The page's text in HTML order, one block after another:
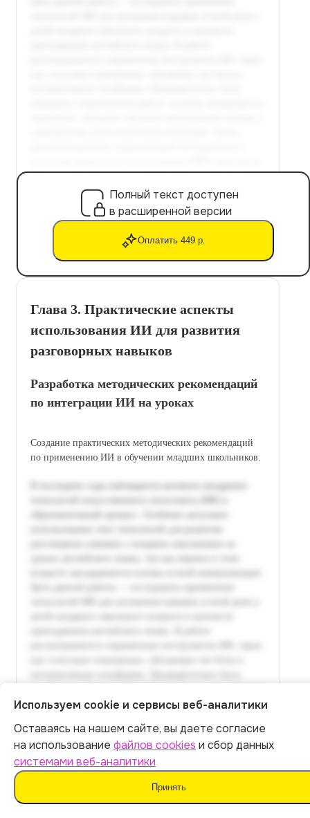
Полный текст доступен
в расширенной версии
Оплатить 449 р.
Глава 3. Практические аспекты
использования ИИ для развития
разговорных навыков
Разработка методических рекомендаций
по интеграции ИИ на уроках
Создание практических методических рекомендаций
по применению ИИ в обучении младших школьников.
Итог:449р.
Оплатить
Используем cookie и сервисы веб-аналитики
Оставаясь на нашем сайте, вы даете согласие
на использование файлов cookies и сбор данных
системами веб-аналитики
Принять